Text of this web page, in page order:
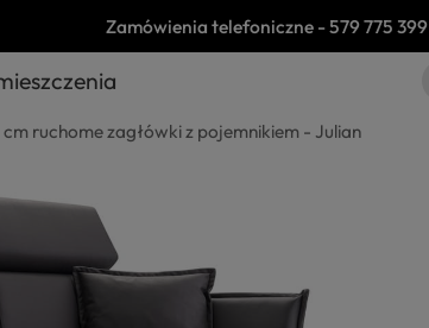
ruchome zagłówki z pojemnikiem - Julian
Zamówienia telefoniczne -579 775 399